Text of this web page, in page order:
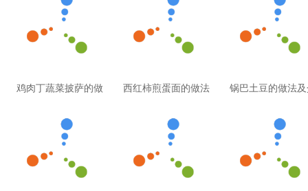
鸡肉丁蔬菜披萨的做 西红柿煎蛋面的做法 锅巴土豆的做法